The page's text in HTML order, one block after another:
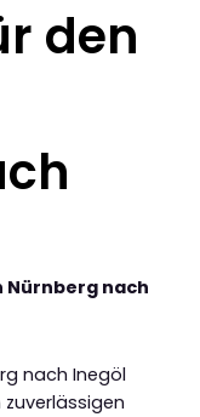
den
Nürnberg nach
nach Inegöl